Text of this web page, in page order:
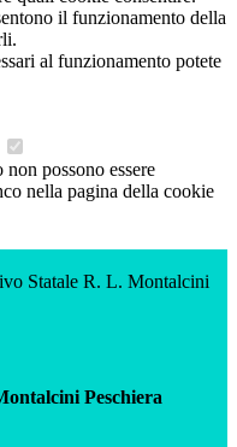
il funzionamento della
al funzionamento potete
possono essere
nella pagina della cookie
Statale R. L. Montalcini
Peschiera